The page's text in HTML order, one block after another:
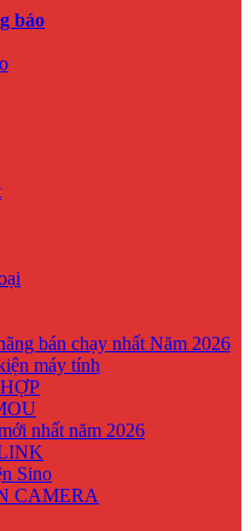
báo
bán chạy nhất Năm 2026
máy tính
nhất năm 2026
Sino
CAMERA